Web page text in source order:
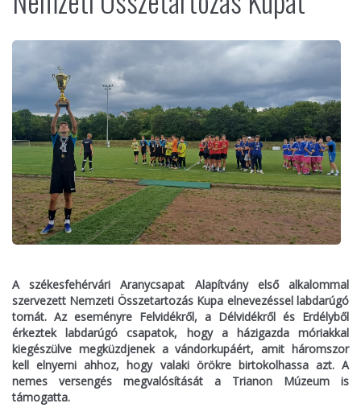
A székesfehérvári Aranycsapat Alapítvány első alkalommal
szervezett Nemzeti Összetartozás Kupa elnevezéssel labdarúgó
tornát. Az eseményre Felvidékről, a Délvidékről és Erdélyből
érkeztek labdarúgó csapatok, hogy a házigazda móriakkal
kiegészülve megküzdjenek a vándorkupáért, amit háromszor
kell elnyerni ahhoz, hogy valaki örökre birtokolhassa azt. A
nemes versengés megvalósítását a Trianon Múzeum is
támogatta.